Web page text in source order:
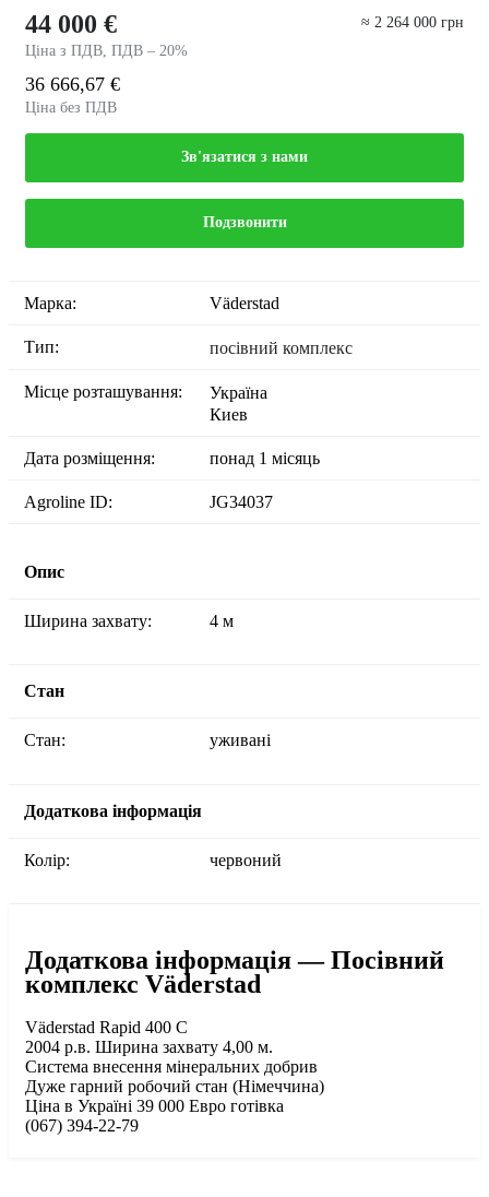
44 000 €
Ціна з ПДВ, ПДВ – 20%
≈ 2 264 000 грн
36 666,67 €
Ціна без ПДВ
Зв'язатися з нами
Подзвонити
Марка: Väderstad
Тип: посівний комплекс
Місце розташування:
Україна
Киев
Дата розміщення: понад 1 місяць
Agroline ID: JG34037
Опис
Ширина захвату: 4 м
Стан
Стан: уживані
Додаткова інформація
Колір: червоний
Додаткова інформація — Посівний
комплекс Väderstad
Väderstad Rapid 400 С
2004 р.в. Ширина захвату 4,00 м.
Система внесення мінеральних добрив
Дуже гарний робочий стан (Німеччина)
Ціна в Україні 39 000 Евро готівка
(067) 394-22-79